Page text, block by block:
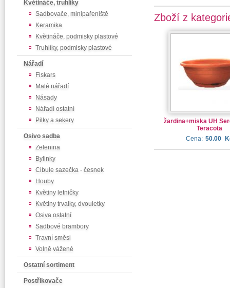
Květináče, truhlíky
Sadbovače, minipařeniště
Keramika
Květináče, podmisky plastové
Truhlíky, podmisky plastové
Nářadí
Fiskars
Malé nářadí
Násady
Nářadí ostatní
Pilky a sekery
Osivo sadba
Zelenina
Bylinky
Cibule sazečka - česnek
Houby
Květiny letničky
Květiny trvalky, dvouletky
Osiva ostatní
Sadbové brambory
Travní směsi
Volně vážené
Ostatní sortiment
Postřikovače
Zboží z
žardina+miska UH
Teracota
Cena: 50.00